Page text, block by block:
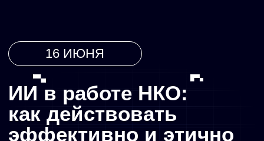
ИИ в работе НКО:
как действовать
эффективно и этично
практическая онлайн-конференция